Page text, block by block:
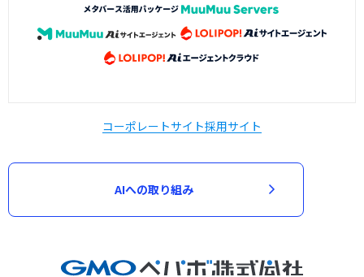
コーポレートサイト採用サイト
AIへの取り組み